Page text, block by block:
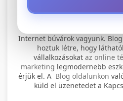
szervíz
Professional electric
maintenance services.
provide quality service for
📊 2. online
Internet búvárok vagyunk.
hoztuk létre, hogy
vállalkozásokat az online
marketing legmodernebb
érjük el. A Blog oldalunkon
küld el üzenetedet a